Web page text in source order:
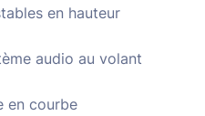
en hauteur
audio au volant
en courbe